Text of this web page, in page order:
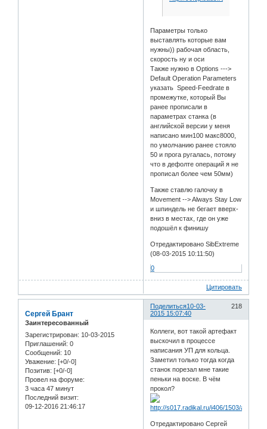
Параметры только
выставлять которые вам
нужны)) рабочая область,
скорость ну и оси
Также нужно в Options --->
Default Operation Parameters
указать Speed-Feedrate в
промежутке, который Вы
ранее прописали в
параметрах станка (в
английской версии у меня
написано мин100 макс8000,
по умолчанию ранее стояло
50 и прога ругалась, потому
что в дефолте операций я не
прописал более чем 50мм)
Также ставлю галочку в
Movement --> Always Stay Low
и шпиндель не бегает вверх-
вниз в местах, где он уже
подошёл к финишу
Отредактировано SibExtreme
(08-03-2015 10:11:50)
0
Цитировать
Поделиться 218
10-03-
2015 15:07:40
Сергей Брант
Заинтересованный
Зарегистрирован: 10-03-2015
Приглашений: 0
Сообщений: 10
Уважение: [+0/-0]
Позитив: [+0/-0]
Провел на форуме:
3 часа 47 минут
Последний визит:
09-12-2016 21:46:17
Коллеги, вот такой артефакт
выскочил в процессе
написания УП для кольца.
Заметил только тогда когда
станок порезал мне такие
пеньки на воске. В чём
прокол?
Отредактировано Сергей